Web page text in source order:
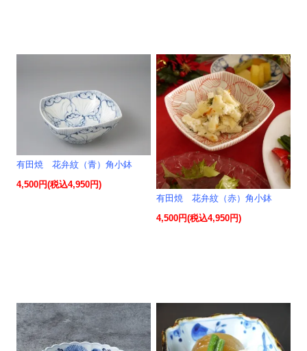
有田焼 花弁紋（青）角小鉢
4,500円(税込4,950円)
有田焼 花弁紋（赤）角小鉢
4,500円(税込4,950円)